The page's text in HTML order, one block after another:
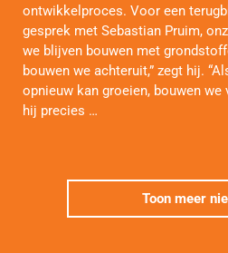
ontwikkelproces. Voor een
gesprek met Sebastian Pruim,
we blijven bouwen met
bouwen we achteruit,” zegt hij.
opnieuw kan groeien, bouwen we
hij precies …
Toon meer